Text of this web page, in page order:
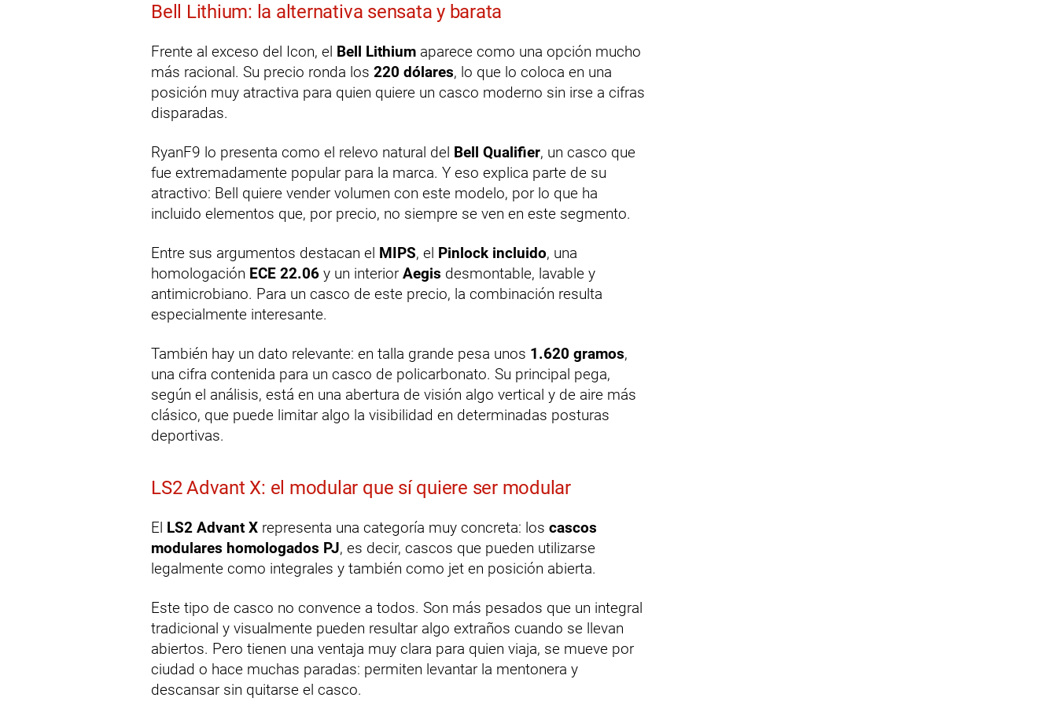
Bell Lithium: la alternativa sensata y barata
Frente al exceso del Icon, el Bell Lithium aparece como una opción mucho
más racional. Su precio ronda los 220 dólares, lo que lo coloca en una
posición muy atractiva para quien quiere un casco moderno sin irse a cifras
disparadas.
RyanF9 lo presenta como el relevo natural del Bell Qualifier, un casco que
fue extremadamente popular para la marca. Y eso explica parte de su
atractivo: Bell quiere vender volumen con este modelo, por lo que ha
incluido elementos que, por precio, no siempre se ven en este segmento.
Entre sus argumentos destacan el MIPS, el Pinlock incluido, una
homologación ECE 22.06 y un interior Aegis desmontable, lavable y
antimicrobiano. Para un casco de este precio, la combinación resulta
especialmente interesante.
También hay un dato relevante: en talla grande pesa unos 1.620 gramos,
una cifra contenida para un casco de policarbonato. Su principal pega,
según el análisis, está en una abertura de visión algo vertical y de aire más
clásico, que puede limitar algo la visibilidad en determinadas posturas
deportivas.
LS2 Advant X: el modular que sí quiere ser modular
El LS2 Advant X representa una categoría muy concreta: los cascos
modulares homologados PJ, es decir, cascos que pueden utilizarse
legalmente como integrales y también como jet en posición abierta.
Este tipo de casco no convence a todos. Son más pesados que un integral
tradicional y visualmente pueden resultar algo extraños cuando se llevan
abiertos. Pero tienen una ventaja muy clara para quien viaja, se mueve por
ciudad o hace muchas paradas: permiten levantar la mentonera y
descansar sin quitarse el casco.